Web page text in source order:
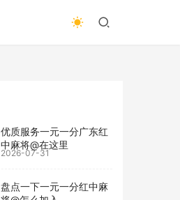
优质服务一元一分广东红
中麻将@在这里
2026-07-31
盘点一下一元一分红中麻